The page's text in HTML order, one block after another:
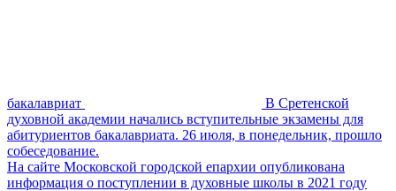
бакалавриат
В Сретенской
духовной академии начались вступительные экзамены для
абитуриентов бакалавриата. 26 июля, в понедельник, прошло
собеседование.
На сайте Московской городской епархии опубликована
информация о поступлении в духовные школы в 2021 году